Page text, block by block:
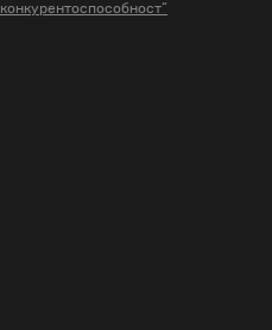
конкурентоспособност“